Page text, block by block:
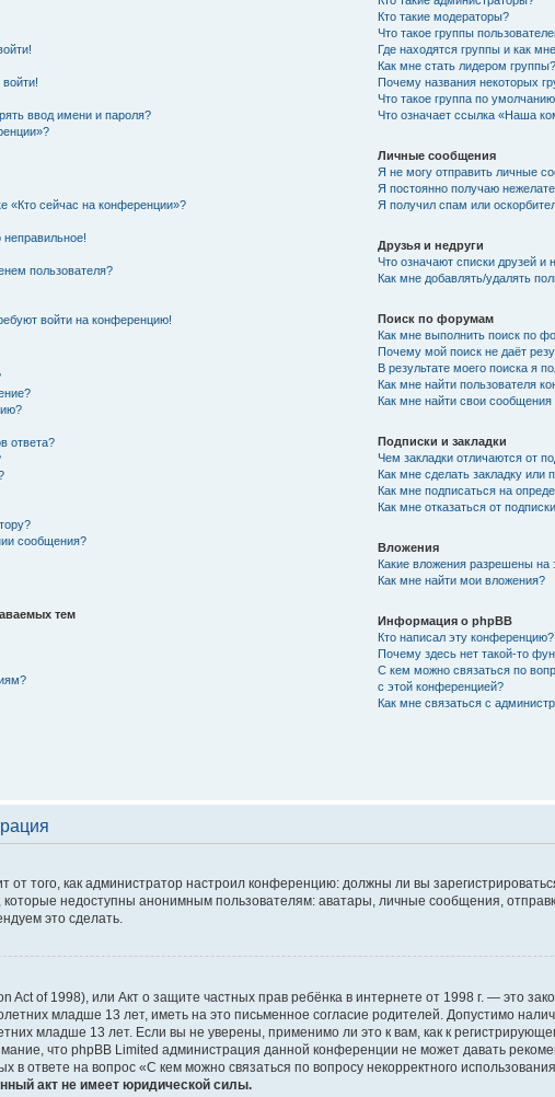
ввод имени и пароля?
«Кто сейчас на конференции»?
пользователя?
войти на конференцию!
ответа?
сообщения?
тем
Кто такие модераторы?
Что такое группы
Где находятся группы и как
Как мне стать лидером группы?
Почему названия некоторых
Что такое группа по
Что означает ссылка «Наша
Личные сообщения
Я не могу отправить личные
Я постоянно получаю
Я получил спам или
Друзья и недруги
Что означают списки друзей и
Как мне добавлять/удалять
Поиск по форумам
Как мне выполнить поиск по
Почему мой поиск не даёт
В результате моего поиска я
Как мне найти пользователя
Как мне найти свои
Подписки и закладки
Чем закладки отличаются от
Как мне сделать закладку или
Как мне подписаться на
Как мне отказаться от
Вложения
Какие вложения разрешены на
Как мне найти мои вложения?
Информация о phpBB
Кто написал эту конференцию?
Почему здесь нет такой-то
С кем можно связаться по
с этой конференцией?
Как мне связаться с
от того, как администратор настроил конференцию: должны ли вы
недоступны анонимным пользователям: аватары, личные сообщения,
это сделать.
Act of 1998), или Акт о защите частных прав ребёнка в интернете от 1998 г. — это
младше 13 лет, иметь на это письменное согласие родителей. Допустимо
младше 13 лет. Если вы не уверены, применимо ли это к вам, как к
что phpBB Limited администрация данной конференции не может давать
в ответе на вопрос «С кем можно связаться по вопросу некорректного
акт не имеет юридической силы.